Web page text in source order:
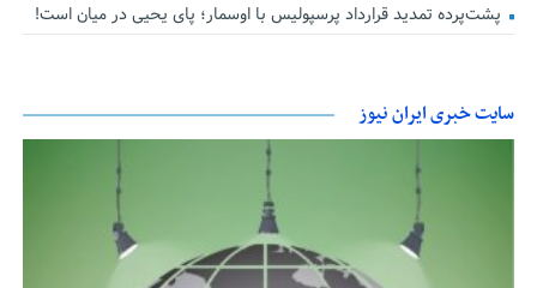
پشت‌پرده تمدید قرارداد پرسپولیس با اوسمار؛ پای یحیی در میان است!
سایت خبری ایران نیوز